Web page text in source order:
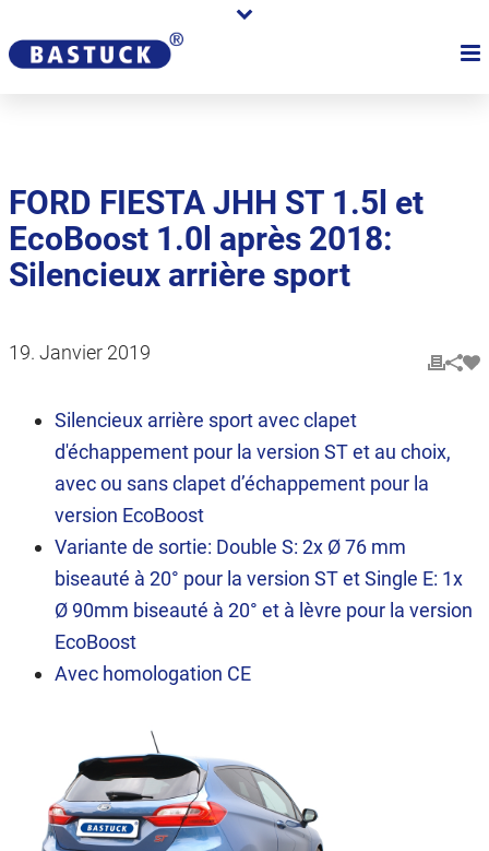
FORD FIESTA JHH ST 1.5l et
EcoBoost 1.0l après 2018:
Silencieux arrière sport
19. Janvier 2019
Silencieux arrière sport avec clapet
d'échappement pour la version ST et au choix,
avec ou sans clapet d’échappement pour la
version EcoBoost
Variante de sortie: Double S: 2x Ø 76 mm
biseauté à 20° pour la version ST et Single E: 1x
Ø 90mm biseauté à 20° et à lèvre pour la version
EcoBoost
Avec homologation CE